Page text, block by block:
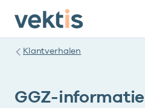
Klantverhalen
GGZ-informatie